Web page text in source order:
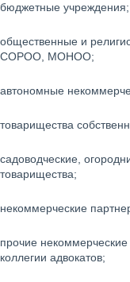
бюджетные учреждения;
общественные и
СОРОО, МОНОО;
автономные
товарищества
садоводческие,
товарищества;
некоммерческие
прочие некоммерческие
коллегии адвокатов;